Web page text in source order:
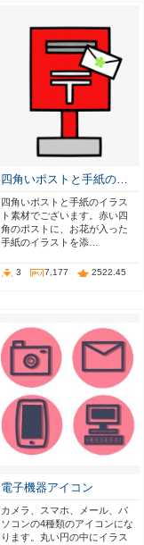
四角いポストと手紙の…
四角いポストと手紙のイラス
ト素材でございます。赤い四
角のポストに、お花が入った
手紙のイラストを添…
3 7,177 2522.45
電子機器アイコン
カメラ、スマホ、メール、パ
ソコンの4種類のアイコンにな
ります。丸い円の中にイラス